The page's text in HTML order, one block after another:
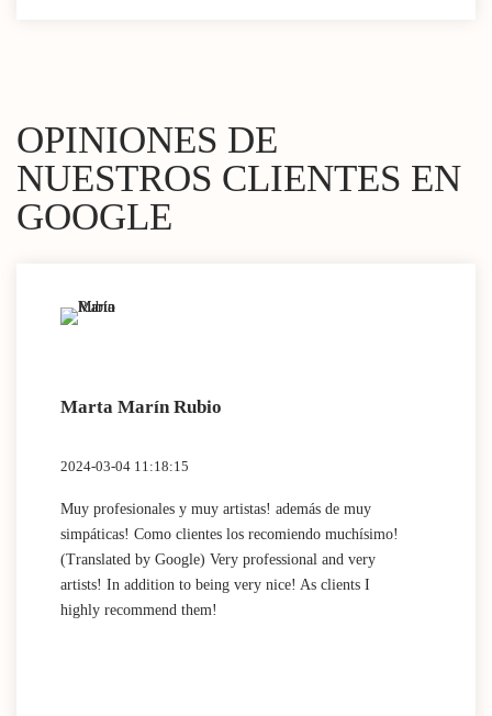
OPINIONES DE
NUESTROS CLIENTES EN
GOOGLE
Marta Marín Rubio
2024-03-04 11:18:15
Muy profesionales y muy artistas! además de muy
simpáticas! Como clientes los recomiendo muchísimo!
(Translated by Google) Very professional and very
artists! In addition to being very nice! As clients I
highly recommend them!